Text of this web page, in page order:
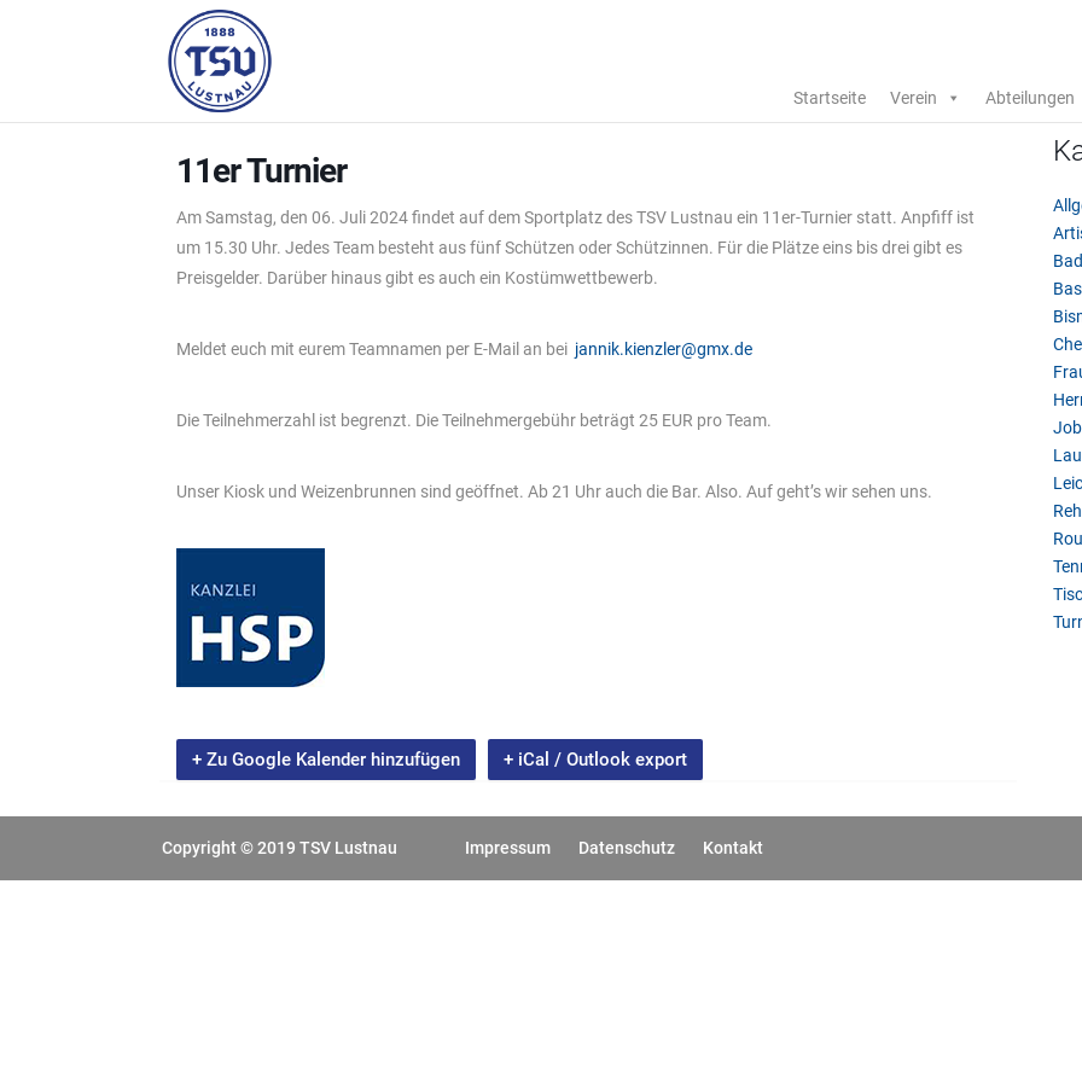
Startseite Verein Abteilungen
11er Turnier
Am Samstag, den 06. Juli 2024 findet auf dem Sportplatz des TSV Lustnau ein 11er-Turnier statt. Anpfiff ist
um 15.30 Uhr. Jedes Team besteht aus fünf Schützen oder Schützinnen. Für die Plätze eins bis drei gibt es
Preisgelder. Darüber hinaus gibt es auch ein Kostümwettbewerb.
Meldet euch mit eurem Teamnamen per E-Mail an bei jannik.kienzler@gmx.de
Die Teilnehmerzahl ist begrenzt. Die Teilnehmergebühr beträgt 25 EUR pro Team.
Unser Kiosk und Weizenbrunnen sind geöffnet. Ab 21 Uhr auch die Bar. Also. Auf geht’s wir sehen uns.
+ Zu Google Kalender hinzufügen + iCal / Outlook export
Copyright © 2019 TSV Lustnau Impressum Datenschutz Kontakt